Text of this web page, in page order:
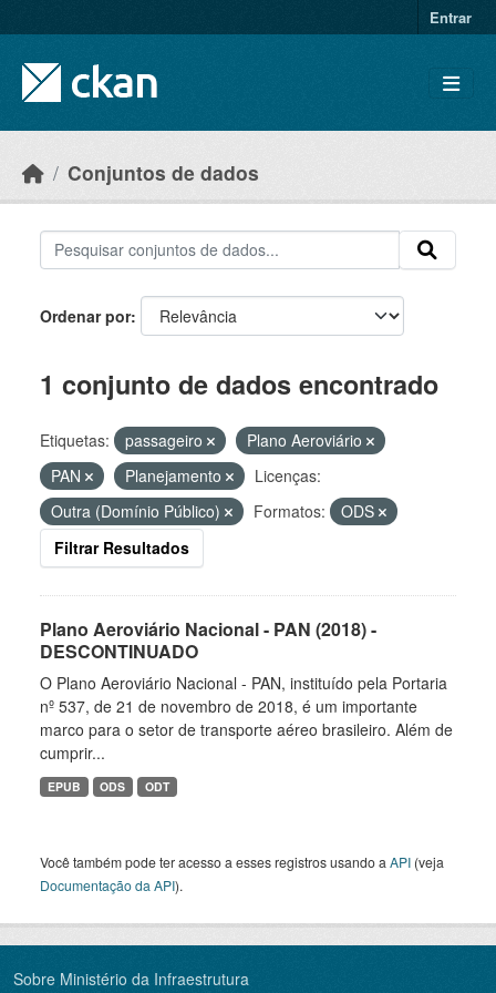
Entrar
Conjuntos de dados
Ordenar por
1 conjunto de dados encontrado
Etiquetas: passageiro
Plano Aeroviário
PAN
Planejamento
Licenças:
Outra (Domínio Público)
Formatos:
ODS
Filtrar Resultados
Plano Aeroviário Nacional - PAN (2018) -
DESCONTINUADO
O Plano Aeroviário Nacional - PAN, instituído pela Portaria
nº 537, de 21 de novembro de 2018, é um importante
marco para o setor de transporte aéreo brasileiro. Além de
cumprir...
EPUB ODS ODT
Você também pode ter acesso a esses registros usando a API (veja
Documentação da API).
Sobre Ministério da Infraestrutura